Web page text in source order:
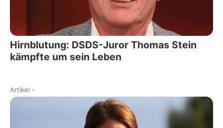
Hirnblutung: DSDS-Juror Thomas Stein
kämpfte um sein Leben
Artikel -